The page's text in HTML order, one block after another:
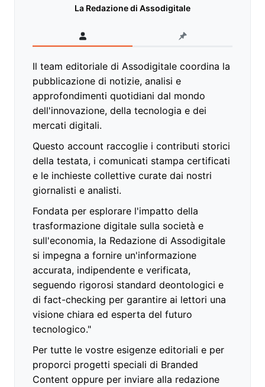
La Redazione di Assodigitale
Il team editoriale di Assodigitale coordina la
pubblicazione di notizie, analisi e
approfondimenti quotidiani dal mondo
dell'innovazione, della tecnologia e dei
mercati digitali.
Questo account raccoglie i contributi storici
della testata, i comunicati stampa certificati
e le inchieste collettive curate dai nostri
giornalisti e analisti.
Fondata per esplorare l'impatto della
trasformazione digitale sulla società e
sull'economia, la Redazione di Assodigitale
si impegna a fornire un'informazione
accurata, indipendente e verificata,
seguendo rigorosi standard deontologici e
di fact-checking per garantire ai lettori una
visione chiara ed esperta del futuro
tecnologico."
Per tutte le vostre esigenze editoriali e per
proporci progetti speciali di Branded
Content oppure per inviare alla redazione